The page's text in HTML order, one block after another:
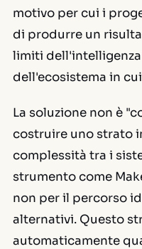
motivo per cui i
di produrre un
limiti
dell'ecosistema in
La soluzione non è
costruire uno strato
complessità tra i
strumento come
non per il percorso
alternativi. Questo
automaticamente